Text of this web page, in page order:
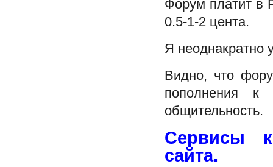
Форум платит в
0.5-1-2 цента.
Я неоднакратно
Видно, что
пополнения к
общительность.
Сервисы
сайта.